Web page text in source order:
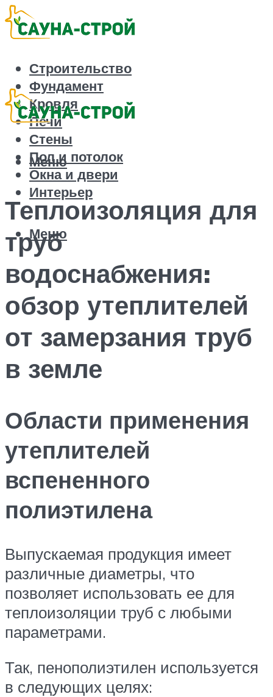
Строительство
Фундамент
Кровля
Печи
Стены
Пол и потолок
Окна и двери
Интерьер
Меню
Меню
Теплоизоляция для
труб
водоснабжения:
обзор утеплителей
от замерзания труб
в земле
Области применения
утеплителей
вспененного
полиэтилена
Выпускаемая продукция имеет
различные диаметры, что
позволяет использовать ее для
теплоизоляции труб с любыми
параметрами.
Так, пенополиэтилен используется
в следующих целях: